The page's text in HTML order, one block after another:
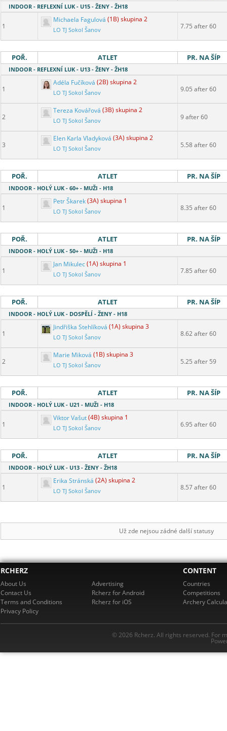
INDOOR - REFLEXNÍ LUK - U15 - ŽENY - ŽH18
1
Michaela Fagulová (1B) skupina 2
LO TJ Sokol Šanov 7.75 after 60
POŘ. ATLET PR. NA ŠÍP
INDOOR - REFLEXNÍ LUK - U13 - ŽENY - ŽH18
1
Adéla Fučíková (2B) skupina 2
LO TJ Sokol Šanov 9.05 after 60
2
Tereza Kovářová (3B) skupina 2
LO TJ Sokol Šanov 9 after 60
3
Elen Karla Vladyková (3A) skupina 2
LO TJ Sokol Šanov 5.58 after 60
POŘ. ATLET PR. NA ŠÍP
INDOOR - HOLÝ LUK - 60+ - MUŽI - H18
1
Petr Škarek(3A) skupina 1
LO TJ Sokol Šanov 8.35 after 60
POŘ. ATLET PR. NA ŠÍP
INDOOR - HOLÝ LUK - 50+ - MUŽI - H18
1
Jan Mikulec(1A) skupina 1
LO TJ Sokol Šanov 7.85 after 60
POŘ. ATLET PR. NA ŠÍP
INDOOR - HOLÝ LUK - DOSPĚLÍ - ŽENY - H18
1
Jindřiška Stehlíková (1A) skupina 3
LO TJ Sokol Šanov 8.62 after 60
2
Marie Miková (1B) skupina 3
LO TJ Sokol Šanov 5.25 after 59
POŘ. ATLET PR. NA ŠÍP
INDOOR - HOLÝ LUK - U21 - MUŽI - H18
1
Viktor Vašut(4B) skupina 1
LO TJ Sokol Šanov 6.95 after 60
POŘ. ATLET PR. NA ŠÍP
INDOOR - HOLÝ LUK - U13 - ŽENY - ŽH18
1
Erika Stránská (2A) skupina 2
LO TJ Sokol Šanov 8.57 after 60
Už zde nejsou zádné další statusy
RCHERZ
About Us
Contact Us
Terms and Conditions
Privacy Policy
Advertising
Rcherz for Android
Rcherz for iOS
CONTENT
Countries
Competitions
Archery
© 2026 Rcherz. All rights reserved. For